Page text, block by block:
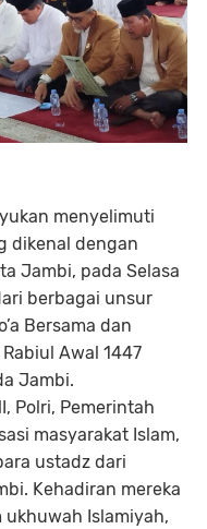
menyelimuti
dikenal dengan
Jambi, pada Selasa
berbagai unsur
Bersama dan
Awal 1447
Jambi.
Polri, Pemerintah
masyarakat Islam,
ustadz dari
Kehadiran mereka
Islamiyah,